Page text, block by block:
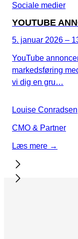
Sociale medier
YOUTUBE
5. januar 2026 –
YouTube
markedsføring
vi dig en gru…
Louise Conradsen
CMO & Partner
Læs mere →